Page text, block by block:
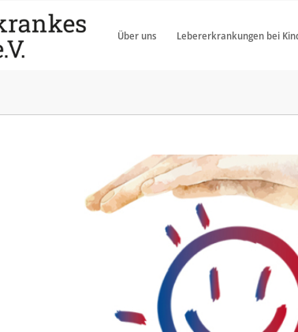
Über uns Lebererkrankungen bei